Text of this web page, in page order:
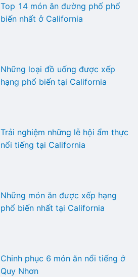
Top 14 món ăn đường phố phổ
biến nhất ở California
Những loại đồ uống được xếp
hạng phổ biến tại California
Trải nghiệm những lễ hội ẩm thực
nổi tiếng tại California
Những món ăn được xếp hạng
phổ biến nhất tại California
Chinh phục 6 món ăn nổi tiếng ở
Quy Nhơn